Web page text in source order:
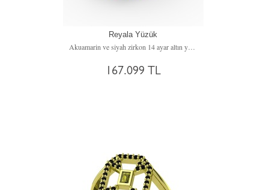
Reyala Yüzük
Akuamarin ve siyah zirkon 14 ayar altın yüzük
167.099 TL